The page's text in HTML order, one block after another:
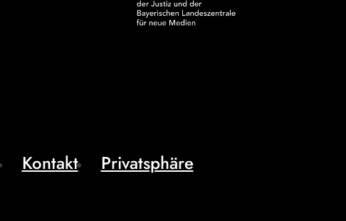
Kontakt Privatsphäre